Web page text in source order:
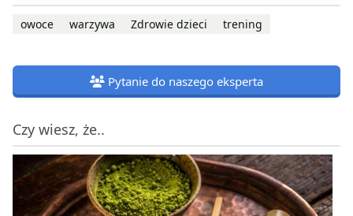
owoce warzywa Zdrowie dzieci trening
Pytanie do naszego eksperta
Czy wiesz, że..